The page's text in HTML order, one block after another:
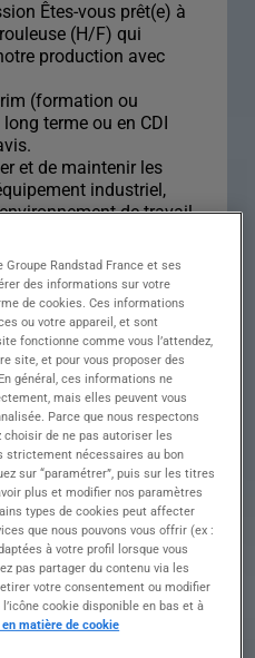
Êtes-vous prêt(e) à
(H/F) qui
production avec
(formation ou
terme ou en CDI
et de maintenir les
industriel,
de travail
réglages des machines
requis
et curative
besoin
et l'approvisionnement
continue des
l'excellence
les règles de
production en termes
Nous recherchons
confirmé(e),
et la
industriels.
optimisation des
Randstad France et ses
des informations sur votre
de cookies. Ces informations
ou votre appareil, et sont
fonctionne comme vous l’attendez,
site, et pour vous proposer des
général, ces informations ne
mais elles peuvent vous
Parce que nous respectons
choisir de ne pas autoriser les
strictement nécessaires au bon
sur “paramétrer”, puis sur les titres
plus et modifier nos paramètres
types de cookies peut affecter
que nous pouvons vous offrir (ex :
à votre profil lorsque vous
pas partager du contenu via les
votre consentement ou modifier
cookie disponible en bas et à
matière de cookie